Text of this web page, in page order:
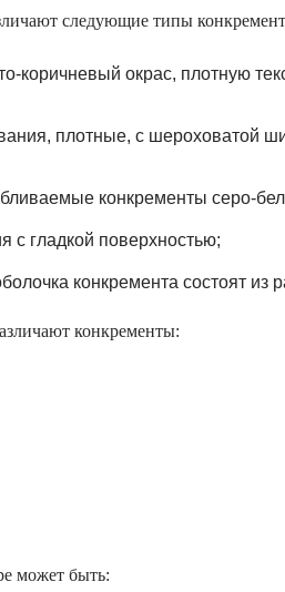
следующие типы
коричневый окрас, плотную
плотные, с шероховатой
конкременты серо-
с гладкой поверхностью;
конкремента состоят из
конкременты:
может быть: